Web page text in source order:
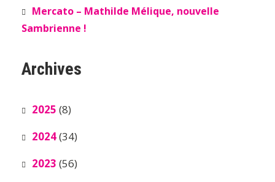
Mercato – Mathilde Mélique, nouvelle
Sambrienne !
Archives
2025 (8)
2024(34)
2023 (56)